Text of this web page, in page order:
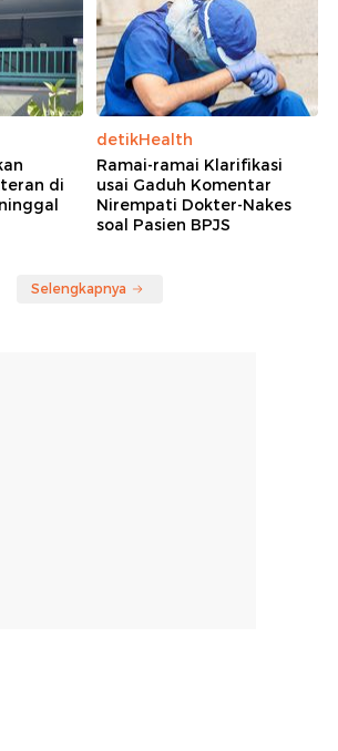
di
detikHealth
Ramai-ramai Klarifikasi
usai Gaduh Komentar
Nirempati Dokter-Nakes
soal Pasien BPJS
Selengkapnya